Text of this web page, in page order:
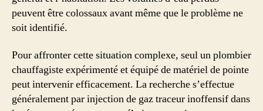
peuvent être colossaux avant même que le problème ne
soit identifié.
Pour affronter cette situation complexe, seul un plombier
chauffagiste expérimenté et équipé de matériel de pointe
peut intervenir efficacement. La recherche s’effectue
généralement par injection de gaz traceur inoffensif dans